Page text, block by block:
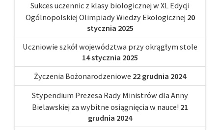
Sukces uczennic z klasy biologicznej w XL Edycji
Ogólnopolskiej Olimpiady Wiedzy Ekologicznej 20
stycznia 2025
Uczniowie szkół województwa przy okrągłym stole
14 stycznia 2025
Życzenia Bożonarodzeniowe 22 grudnia 2024
Stypendium Prezesa Rady Ministrów dla Anny
Bielawskiej za wybitne osiągnięcia w nauce! 21
grudnia 2024